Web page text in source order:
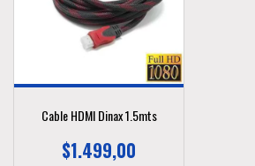
Cable HDMI Dinax 1.5mts
$1.499,00